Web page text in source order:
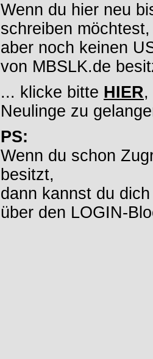
Wenn du hier neu
schreiben möchtest,
aber noch keinen
von MBSLK.de
... klicke bitte HIER,
Neulinge zu
PS:
Wenn du schon
besitzt,
dann kannst du
über den LOGIN-